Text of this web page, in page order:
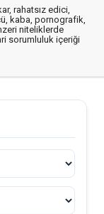
rahatsız edici,
kaba, pornografik,
niteliklerde
sorumluluk içeriği